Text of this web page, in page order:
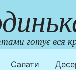
готує вся
Салати